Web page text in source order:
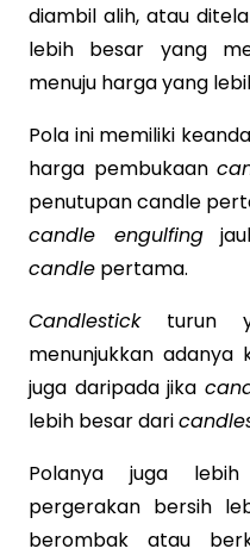
diambil alih, atau
lebih besar yang
menuju harga yang
Pola ini memiliki
harga pembukaan
penutupan candle
candle engulfing
candle pertama.
Candlestickturun
menunjukkan adanya
juga daripada jika
lebih besar dari
Polanya juga
pergerakan bersih
berombak atau